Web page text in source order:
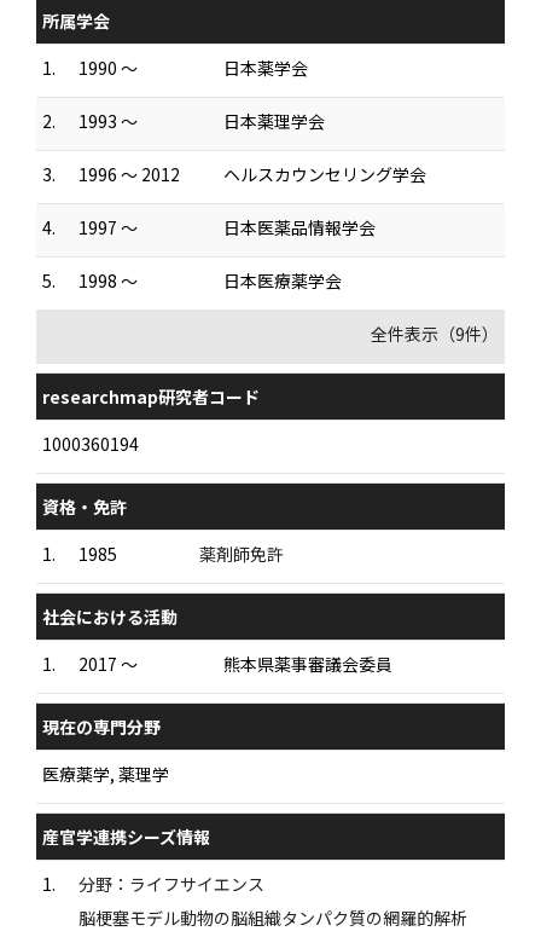
所属学会
1.
1990 ～ 日本薬学会
2. 1993 ～ 日本薬理学会
3. 1996 ～ 2012 ヘルスカウンセリング学会
4. 1997 ～ 日本医薬品情報学会
5. 1998 ～ 日本医療薬学会
全件表示（9件）
researchmap研究者コード
1000360194
資格・免許
1.
1985 薬剤師免許
社会における活動
1.
2017 ～ 熊本県薬事審議会委員
現在の専門分野
医療薬学, 薬理学
産官学連携シーズ情報
1.
分野：ライフサイエンス
脳梗塞モデル動物の脳組織タンパク質の網羅的解析